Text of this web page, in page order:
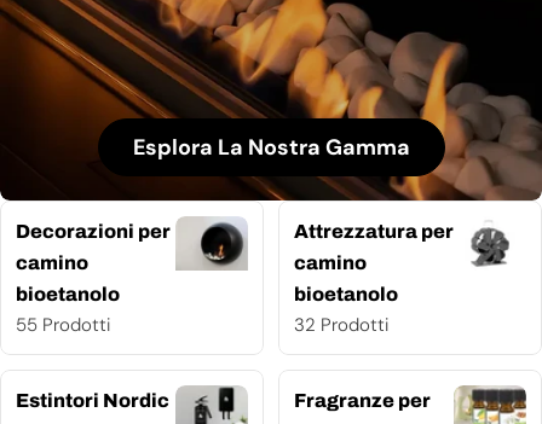
Esplora La Nostra Gamma
Decorazioni per
camino
bioetanolo
55 Prodotti
Attrezzatura per
camino
bioetanolo
32 Prodotti
Estintori Nordic
Fragranze per